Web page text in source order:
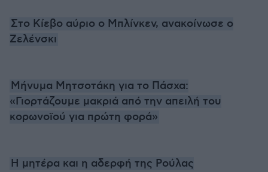
Στο Κίεβο αύριο ο Μπλίνκεν, ανακοίνωσε ο
Ζελένσκι
Μήνυμα Μητσοτάκη για το Πάσχα:
«Γιορτάζουμε μακριά από την απειλή του
κορωνοϊού για πρώτη φορά»
Η μητέρα και η αδερφή της Ρούλας